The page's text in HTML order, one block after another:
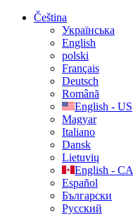
Čeština
Українська
English
polski
Français
Deutsch
Română
English - US
Magyar
Italiano
Dansk
Lietuvių
English - CA
Español
Български
Русский